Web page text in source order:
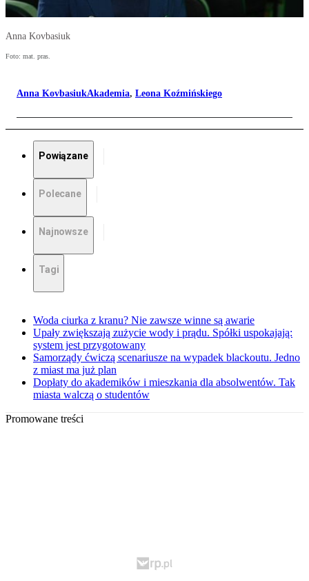
Anna Kovbasiuk
Foto: mat. pras.
Anna KovbasiukAkademia, Leona Koźmińskiego
Powiązane
Polecane
Najnowsze
Tagi
Woda ciurka z kranu? Nie zawsze winne są awarie
Upały zwiększają zużycie wody i prądu. Spółki uspokajają:
system jest przygotowany
Samorządy ćwiczą scenariusze na wypadek blackoutu. Jedno
z miast ma już plan
Dopłaty do akademików i mieszkania dla absolwentów. Tak
miasta walczą o studentów
Promowane treści